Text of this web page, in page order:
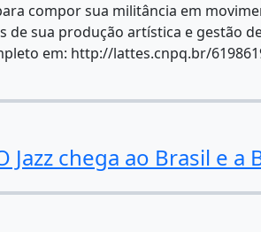
compor sua militância em
de sua produção artística e gestão
em: http://lattes.cnpq.br/
Jazz chega ao Brasil e